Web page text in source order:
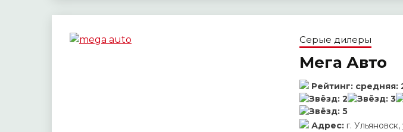
Серые дилеры
Мега Авто
Рейтинг:средняя:
Адрес: г.